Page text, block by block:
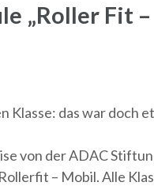
„Roller Fit
Klasse: das war doch
von der ADAC
– Mobil. Alle